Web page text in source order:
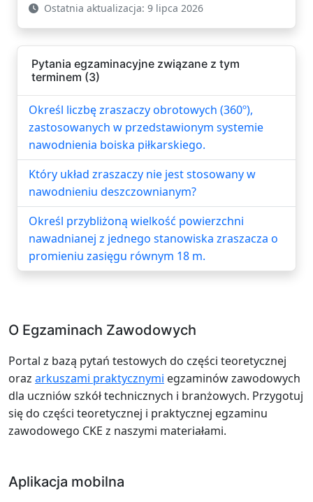
Ostatnia aktualizacja: 9 lipca 2026
Pytania egzaminacyjne związane z tym
terminem (3)
Określ liczbę zraszaczy obrotowych (360º),
zastosowanych w przedstawionym systemie
nawodnienia boiska piłkarskiego.
Który układ zraszaczy nie jest stosowany w
nawodnieniu deszczownianym?
Określ przybliżoną wielkość powierzchni
nawadnianej z jednego stanowiska zraszacza o
promieniu zasięgu równym 18 m.
O Egzaminach Zawodowych
Portal z bazą pytań testowych do części teoretycznej
oraz arkuszami praktycznymi egzaminów zawodowych
dla uczniów szkół technicznych i branżowych. Przygotuj
się do części teoretycznej i praktycznej egzaminu
zawodowego CKE z naszymi materiałami.
Aplikacja mobilna